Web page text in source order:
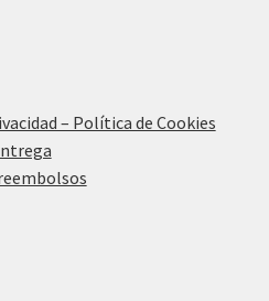
– Política de Cookies